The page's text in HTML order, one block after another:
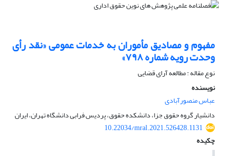
مفهوم و مصادیق مأموران به خدمات عمومی «نقد رأی
وحدت رویه شماره ۷۹۸»
نوع مقاله : مطالعه آرای قضایی
نویسنده
عباس منصورآبادی
دانشیار گروه حقوق جزا، دانشکده حقوق، پردیس فرابی دانشگاه تهران، ایران
10.22034/mral.2021.526428.1131
چکیده